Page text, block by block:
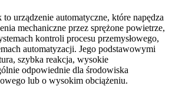
urządzenie automatyczne, które napędza
mechaniczne przez sprężone powietrze,
kontroli procesu przemysłowego,
automatyzacji. Jego podstawowymi
szybka reakcja, wysokie
odpowiednie dla środowiska
lub o wysokim obciążeniu.